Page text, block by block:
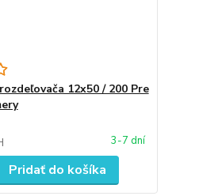
12x50 / 200 Pre
3-7 dní
Pridať do košíka